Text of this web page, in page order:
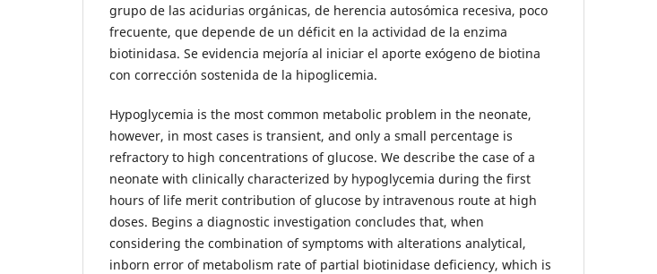
grupo de las acidurias orgánicas, de herencia autosómica recesiva, poco
frecuente, que depende de un déficit en la actividad de la enzima
biotinidasa. Se evidencia mejoría al iniciar el aporte exógeno de biotina
con corrección sostenida de la hipoglicemia.
Hypoglycemia is the most common metabolic problem in the neonate,
however, in most cases is transient, and only a small percentage is
refractory to high concentrations of glucose. We describe the case of a
neonate with clinically characterized by hypoglycemia during the first
hours of life merit contribution of glucose by intravenous route at high
doses. Begins a diagnostic investigation concludes that, when
considering the combination of symptoms with alterations analytical,
inborn error of metabolism rate of partial biotinidase deficiency, which is